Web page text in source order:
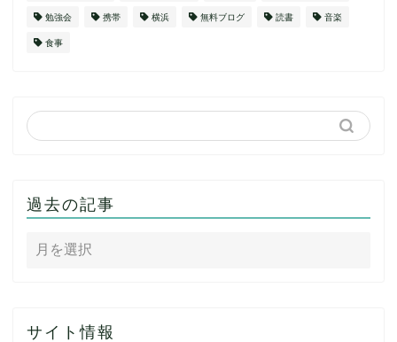
勉強会 携帯 横浜 無料ブログ 読書 音楽
食事
過去の記事
サイト情報